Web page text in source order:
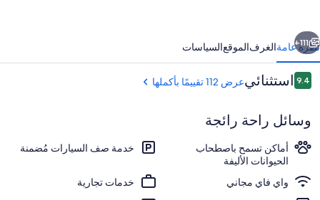
إل
سي
أغطية فراش متميزة وتجهيزات عازلة
التالي
111+
نظرة عامةالغرفالموقعالسياسات
التقييمات
9.49.4 من 10استثنائيعرض 112 تقييمًا بأكملها
وسائل راحة رائجة
أماكن تسمح باصطحاب
الحيوانات الأليفة
خدمة صف السيارات مُضمنة
واي فاي مجاني
خدمات تجارية